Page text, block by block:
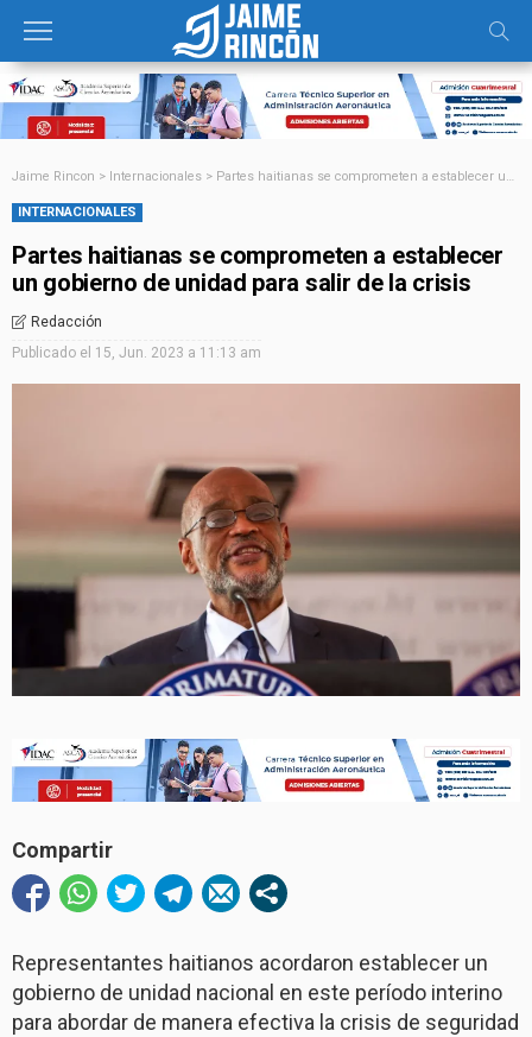
Jaime Rincon > Internacionales > Partes haitianas se comprometen a establecer un gobierno de unidad para salir de la crisis
INTERNACIONALES
Partes haitianas se comprometen a establecer
un gobierno de unidad para salir de la crisis
Redacción
Publicado el 15, Jun. 2023 a 11:13 am
Compartir
Representantes haitianos acordaron establecer un
gobierno de unidad nacional en este período interino
para abordar de manera efectiva la crisis de seguridad